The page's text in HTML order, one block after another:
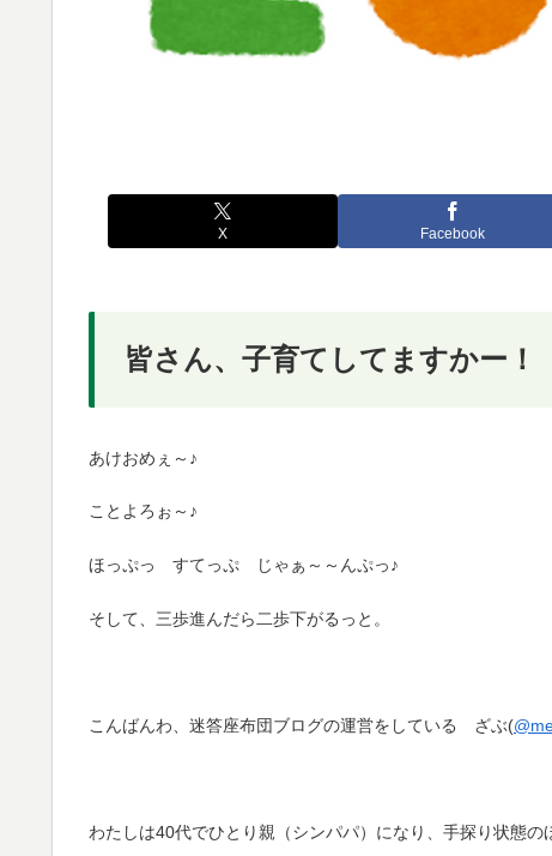
X Facebook
皆さん、子育てしてますかー！
あけおめぇ～♪
ことよろぉ～♪
ほっぷっ すてっぷ じゃぁ～～んぷっ♪
そして、三歩進んだら二歩下がるっと。
こんばんわ、迷答座布団ブログの運営をしている ざぶ(
わたしは40代でひとり親（シンパパ）になり、手探り状態の